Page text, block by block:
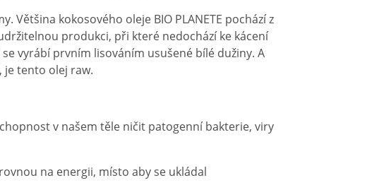
Většina kokosového oleje BIO PLANETE pochází z
produkci, při které nedochází ke kácení
se vyrábí prvním lisováním usušené bílé dužiny. A
je tento olej raw.
v našem těle ničit patogenní bakterie, viry
na energii, místo aby se ukládal